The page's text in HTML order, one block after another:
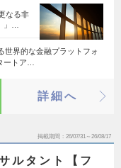
なる非
」…
世界的な金融プラットフォ
ートア…
詳細へ
掲載期間 26/07/31～26/08/17
ルタント【フ